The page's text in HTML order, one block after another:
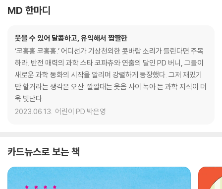
MD 한마디
웃을 수 있어 달콤하고, 유익해서 짭짤한
‘코홍홍 코홍홍.’ 어디선가 기상천외한 콧바람 소리가 들린다면 주목
하라. 반전 매력의 과학 스타 코파츄와 연출의 달인 PD 버니, 그들이
새로운 과학 동화의 시작을 알리며 강렬하게 등장했다. 그저 재밌기
만 할거라는 생각은 오산. 깔깔대는 웃음 사이 녹아 든 과학 지식이 더
욱 빛난다.
2023.06.13. 어린이 PD 박은영
카드뉴스로 보는 책